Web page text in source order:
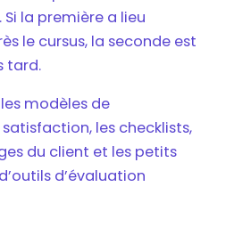
la première a lieu
le cursus, la seconde est
tard.
modèles de
les checklists,
du client et les petits
d’évaluation